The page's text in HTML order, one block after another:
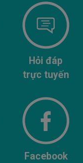
Hỏi đáp
trực tuyến
Facebook